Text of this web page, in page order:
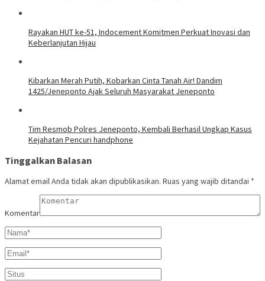
Rayakan HUT ke-51, Indocement Komitmen Perkuat Inovasi dan
Keberlanjutan Hijau
Kibarkan Merah Putih, Kobarkan Cinta Tanah Air! Dandim
1425/Jeneponto Ajak Seluruh Masyarakat Jeneponto
Tim Resmob Polres Jeneponto, Kembali Berhasil Ungkap Kasus
Kejahatan Pencuri handphone
Tinggalkan Balasan
Alamat email Anda tidak akan dipublikasikan. Ruas yang wajib ditandai *
Komentar